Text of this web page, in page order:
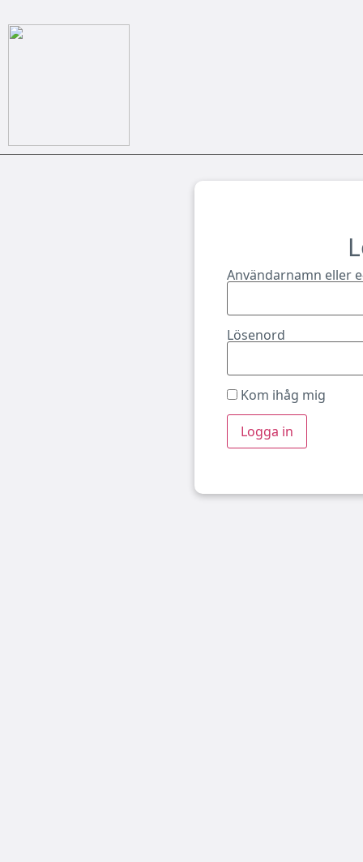
Användarnamn eller
Lösenord
Kom ihåg mig